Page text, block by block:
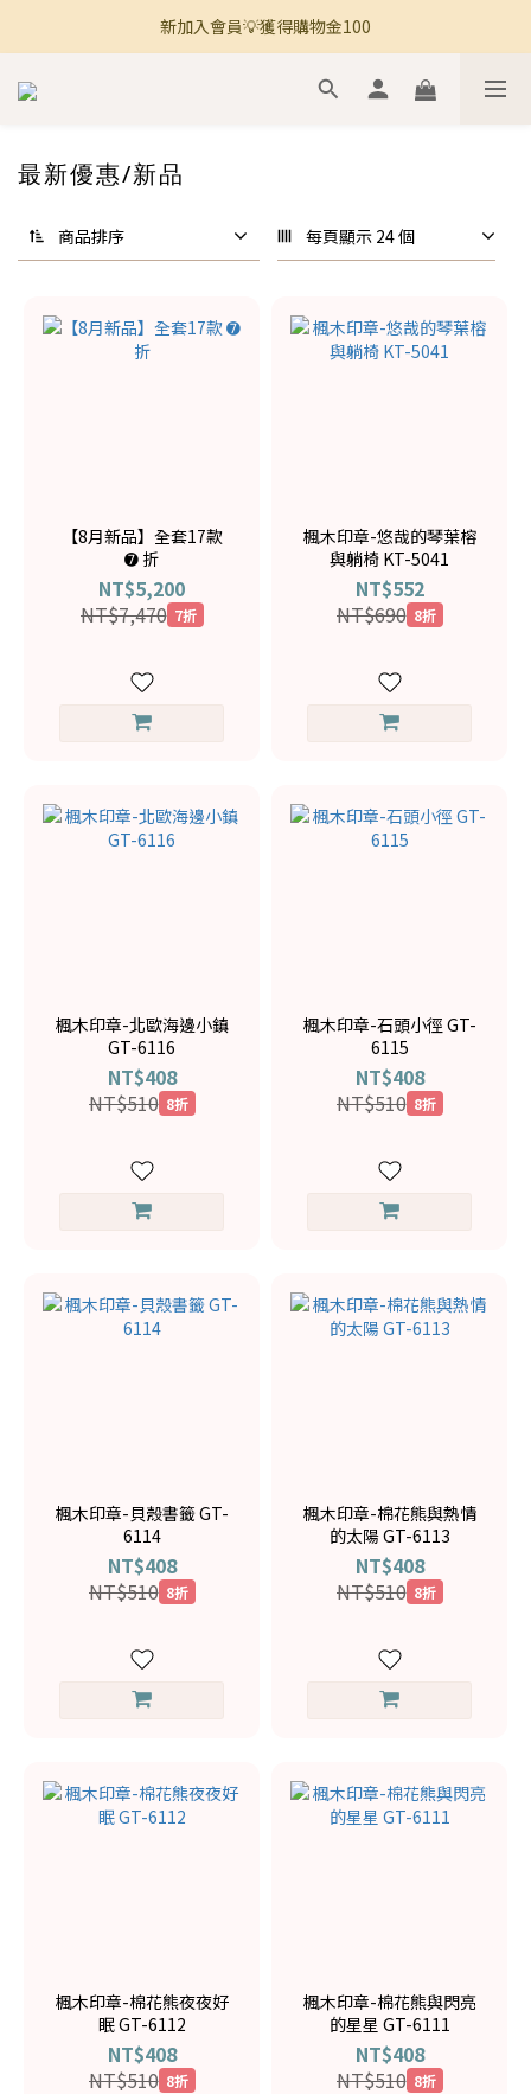
🚚 全館滿800免運 🚚
新加入會員💡獲得購物金100
🚚 全館滿800免運 🚚
最新優惠/新品
商品排序 每頁顯示 24 個
【8月新品】全套17款
➐ 折
NT$5,200
NT$7,470 7折
楓木印章-悠哉的琴葉榕
與躺椅 KT-5041
NT$552
NT$690 8折
楓木印章-北歐海邊小鎮
GT-6116
NT$408
NT$510 8折
楓木印章-石頭小徑 GT-
6115
NT$408
NT$510 8折
楓木印章-貝殼書籤 GT-
6114
NT$408
NT$510 8折
楓木印章-棉花熊與熱情
的太陽 GT-6113
NT$408
NT$510 8折
楓木印章-棉花熊夜夜好
眠 GT-6112
NT$408
NT$510 8折
楓木印章-棉花熊與閃亮
的星星 GT-6111
NT$408
NT$510 8折